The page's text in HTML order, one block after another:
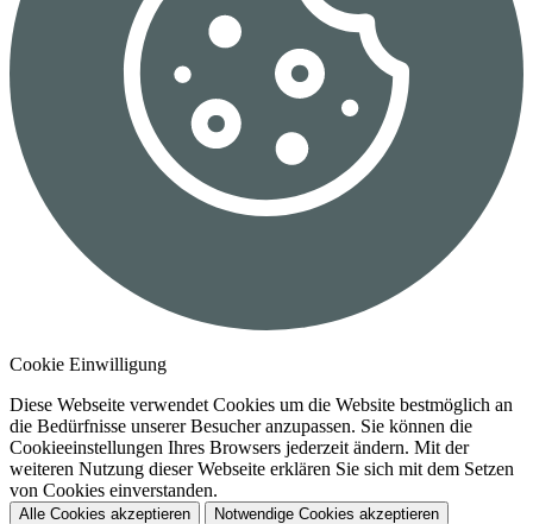
Cookie Einwilligung
Diese Webseite verwendet Cookies um die Website bestmöglich an
die Bedürfnisse unserer Besucher anzupassen. Sie können die
Cookieeinstellungen Ihres Browsers jederzeit ändern. Mit der
weiteren Nutzung dieser Webseite erklären Sie sich mit dem Setzen
von Cookies einverstanden.
Alle Cookies akzeptieren Notwendige Cookies akzeptieren